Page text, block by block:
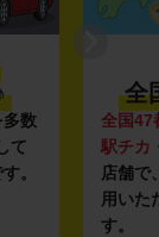
多数
て
。
全
全国47
駅チカ
店舗で
用いた
す。